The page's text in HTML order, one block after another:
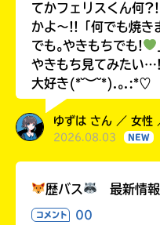
てかフェリスくん何
かよ〜!!「何でも焼き
でも｡やきもちでも!
やきもち見てみたい
大好き(*˘︶˘*).｡.:*♡
ゆずは さん ／ 女性
2026.08.03 NEW
歴バス 最新情報
コメント 00